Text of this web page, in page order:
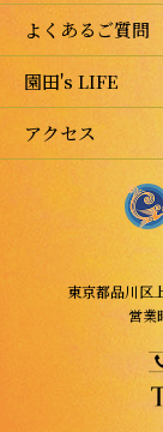
よくあるご質問
園田's LIFE
アクセス
東京都品川区
営業